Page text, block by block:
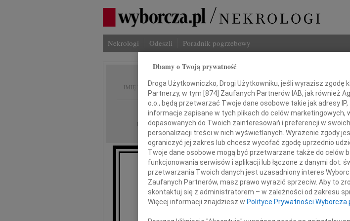
Nekrologi Odeszli Poradnik pogrzebowy
IMIĘ I NAZWISKO: Maria Popławska
REGION: Szczecin
DATA EMISJI: 01.03.2018
Ze smutkiem żegnamy
Marię Popławską
Dbamy o Twoją prywatność
Droga Użytkowniczko, Drogi Użytkowniku, jeśli wyrazisz zgodę
Partnerzy, w tym [874] Zaufanych Partnerów IAB, jak również
o.o., będą przetwarzać Twoje dane osobowe takie jak adresy
informacje zapisane w tych plikach do celów
dopasowanych do Twoich zainteresowań i preferencji w
personalizacji treści w nich wyświetlanych. Wyrażenie zgody
ograniczyć jej zakres lub chcesz wycofać zgodę uprzednio
Twoje dane osobowe mogą być przetwarzane także do celów
funkcjonowania serwisów i aplikacji lub łączone z danymi dot.
przetwarzania Twoich danych jest uzasadniony interes
Zaufanych Partnerów, masz prawo wyrazić sprzeciw. Aby to
skontaktuj się z administratorem – w zależności od zakresu
Więcej informacji znajdziesz w Polityce Prywatności